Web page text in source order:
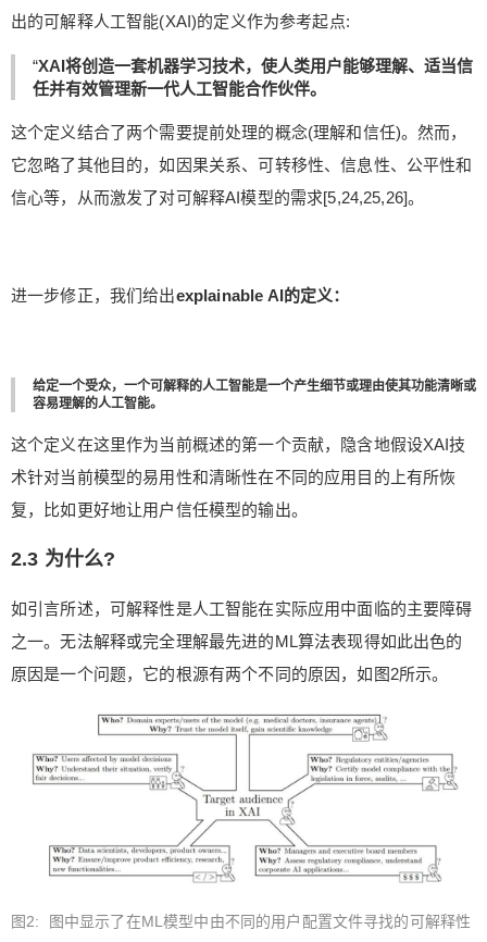
出的可解释人工智能(XAI)的定义作为参考起点:
“XAI将创造一套机器学习技术，使人类用户能够理解、适当信
任并有效管理新一代人工智能合作伙伴。
这个定义结合了两个需要提前处理的概念(理解和信任)。然而，
它忽略了其他目的，如因果关系、可转移性、信息性、公平性和
信心等，从而激发了对可解释AI模型的需求[5,24,25,26]。
进一步修正，我们给出explainable AI的定义：
给定一个受众，一个可解释的人工智能是一个产生细节或理由使其功能清晰或
容易理解的人工智能。
这个定义在这里作为当前概述的第一个贡献，隐含地假设XAI技
术针对当前模型的易用性和清晰性在不同的应用目的上有所恢
复，比如更好地让用户信任模型的输出。
2.3 为什么?
如引言所述，可解释性是人工智能在实际应用中面临的主要障碍
之一。无法解释或完全理解最先进的ML算法表现得如此出色的
原因是一个问题，它的根源有两个不同的原因，如图2所示。
图2: 图中显示了在ML模型中由不同的用户配置文件寻找的可解释性
给鹰视界打赏
2 元 10 元
50 元
付费内容
6位以上